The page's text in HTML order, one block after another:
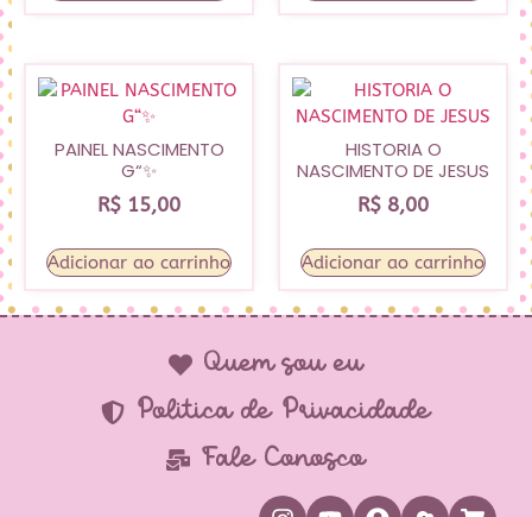
PAINEL NASCIMENTO
G“✨
R$ 15,00
Adicionar ao carrinho
HISTORIA O
NASCIMENTO DE JESUS
R$ 8,00
Adicionar ao carrinho
Quem sou eu
Política de Privacidade
Fale Conosco